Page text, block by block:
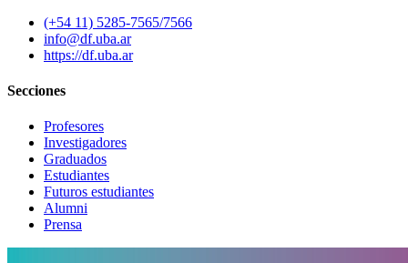
(+54 11) 5285-7565/7566
info@df.uba.ar
https://df.uba.ar
Secciones
Profesores
Investigadores
Graduados
Estudiantes
Futuros estudiantes
Alumni
Prensa